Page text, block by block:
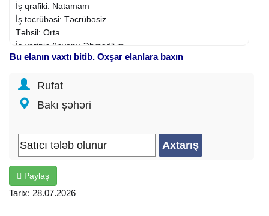
İş qrafiki: Natamam
İş təcrübəsi: Təcrübəsiz
Təhsil: Orta
İş yerinin ünvanı: Əhmədli m.
Bu elanın vaxtı bitib. Oxşar elanlara baxın
Rufat
Bakı şəhəri
Paylaş
Tarix: 28.07.2026